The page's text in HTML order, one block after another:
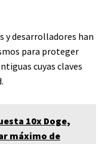
y desarrolladores han
para proteger
cuyas claves
10x Doge,
máximo de